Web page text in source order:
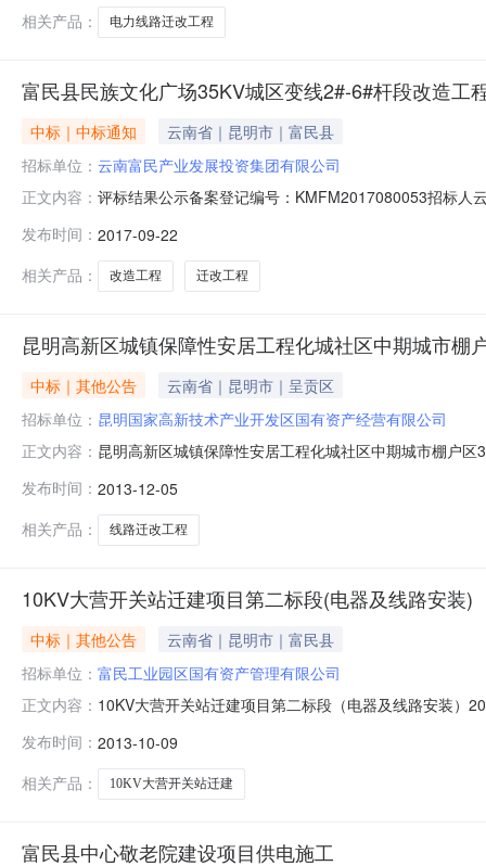
相关产品：
电力线路迁改工程
富民县民族文化广场35KV城区变线2#-6#杆段改造工
中标｜中标通知
云南省｜昆明市｜富民县
招标单位： 云南富民产业发展投资集团有限公司
正文内容： 评标结果公示备案登记编号：KMFM2017080053招标人
候选人名称项目负责人费率个人业绩企业业绩工期质量
发布时间： 2017-09-22
相关产品：
改造工程 迁改工程
昆明高新区城镇保障性安居工程化城社区中期城市棚
中标｜其他公告
云南省｜昆明市｜呈贡区
招标单位： 昆明国家高新技术产业开发区国有资产经营有限公司
正文内容： 昆明高新区城镇保障性安居工程化城社区中期城市棚户
68391799工程名称昆明高新区城镇保障性安居工程化城
发布时间： 2013-12-05
相关产品：
线路迁改工程
10KV大营开关站迁建项目第二标段(电器及线路安装)
中标｜其他公告
云南省｜昆明市｜富民县
招标单位： 富民工业园区国有资产管理有限公司
正文内容： 10KV大营开关站迁建项目第二标段（电器及线路安装）
云南城市建设项目管理咨询有限公司开标时间2013年9
发布时间： 2013-10-09
相关产品：
10KV大营开关站迁建
富民县中心敬老院建设项目供电施工